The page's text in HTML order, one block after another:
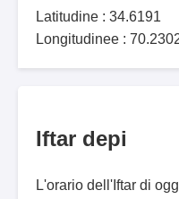
Latitudine : 34.6191
Longitudinee :
Iftar depi
L'orario dell'Iftar di